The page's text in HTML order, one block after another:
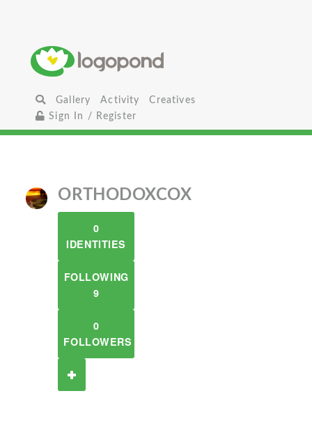
Gallery Activity
Creatives
Sign In / Register
ORTHODOXCOX
0
IDENTITIES
FOLLOWING
9
0
FOLLOWERS